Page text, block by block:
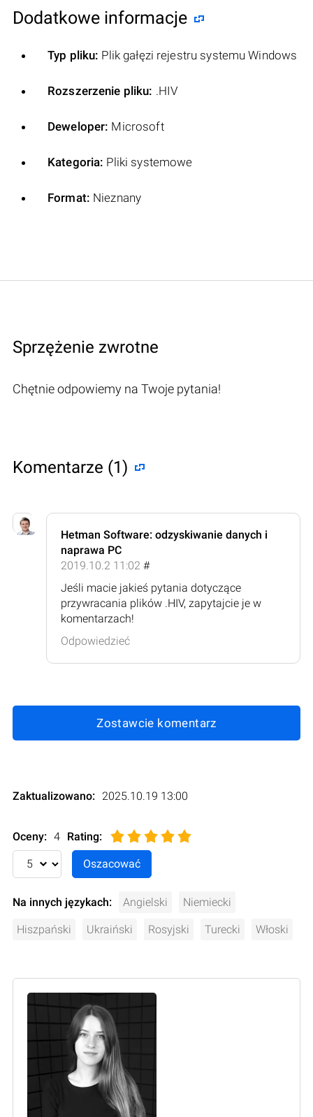
Dodatkowe informacje
Typ pliku: Plik gałęzi rejestru systemu Windows
Rozszerzenie pliku: .HIV
Deweloper: Microsoft
Kategoria: Pliki systemowe
Format: Nieznany
Sprzężenie zwrotne
Chętnie odpowiemy na Twoje pytania!
Komentarze (1)
Hetman Software: odzyskiwanie danych i
naprawa PC
2019.10.2 11:02 #
Jeśli macie jakieś pytania dotyczące
przywracania plików .HIV, zapytajcie je w
komentarzach!
Odpowiedzieć
Zostawcie komentarz
Zaktualizowano: 2025.10.19 13:00
Oceny: 4 Rating:
Na innych językach: Angielski Niemiecki
Hiszpański Ukraiński Rosyjski Turecki Włoski